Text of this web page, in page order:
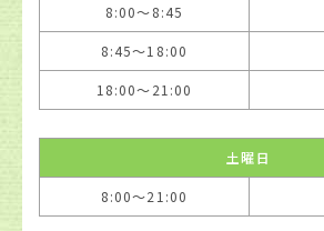
8:00〜8:45
8:45〜18:00
18:00〜21:00
土曜日
8:00〜21:00